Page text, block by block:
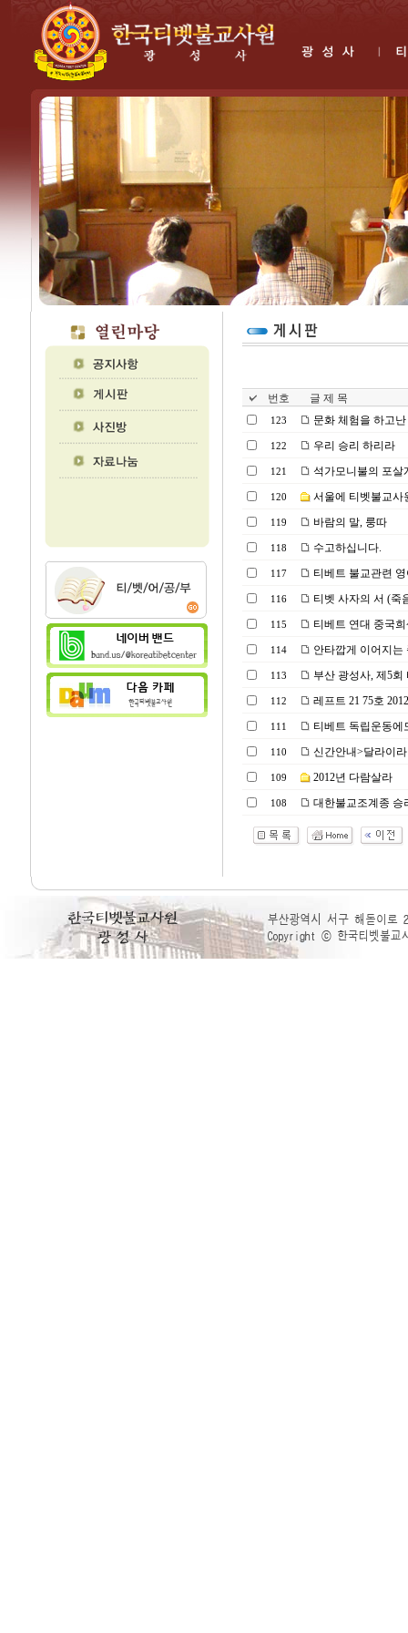
번호 글 제 목
123 문화 체험을 하고난
122 우리 승리 하리라
121 석가모니불의 포살
120 서울에 티벳불교사
119 바람의 말, 룽따
118 수고하십니다.
117 티베트 불교관련
116 티벳 사자의 서 (죽
115 티베트 연대 중국
114 안타깝게 이어지는
113 부산 광성사, 제5
112 레프트 21 75호
111 티베트 독립운동에
110 신간안내>달라이
109 2012년 다람살라
108 대한불교조계종 승